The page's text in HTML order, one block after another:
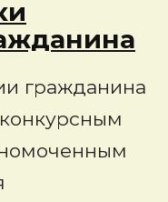
гражданина